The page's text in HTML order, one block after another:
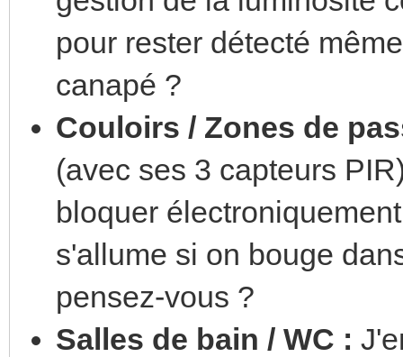
pour rester détecté
canapé ?
Couloirs / Zones de
(avec ses 3 capteurs
bloquer
s'allume si on bouge
pensez-vous ?
Salles de bain / WC :